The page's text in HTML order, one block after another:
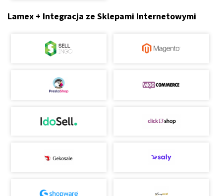
Lamex + Integracja ze Sklepami Internetowymi